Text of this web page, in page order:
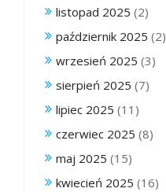
listopad 2025 (2)
październik 2025 (2)
wrzesień 2025 (3)
sierpień 2025 (7)
lipiec 2025 (11)
czerwiec 2025 (8)
maj 2025 (15)
kwiecień 2025 (16)